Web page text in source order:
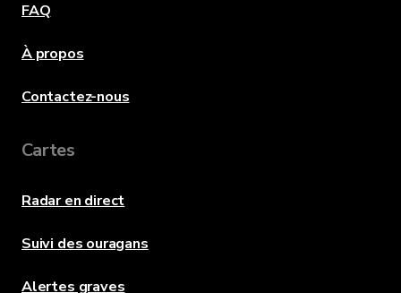
FAQ
À propos
Contactez-nous
Cartes
Radar en direct
Suivi des ouragans
Alertes graves